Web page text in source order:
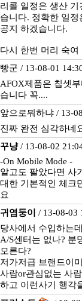
리콜 일정은 생산
습니다. 정확한 일정
공지 하겠습니다.
다시 한번 머리 숙
빵군 / 13-08-01
AFOX제품은 칩셋
습니다 꼭....
앞으로뭐하냐 / 13-
진짜 완전 심각하네
꾸냥/ 13-08-02
-On Mobile Mode -
알고도 팔았다면 사
대한 기본적인 체크
요
귀염둥이
/ 13-08-03
당사에서 수입하는
A/S센터는 없나? 분
모른다?
저가저급 브랜드이
사람or관심없는 사
하고 이런사기 행각